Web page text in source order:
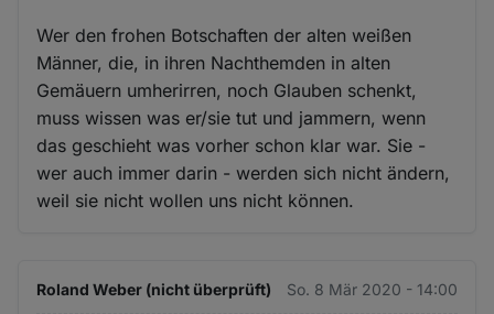
Wer den frohen Botschaften der alten weißen
Männer, die, in ihren Nachthemden in alten
Gemäuern umherirren, noch Glauben schenkt,
muss wissen was er/sie tut und jammern, wenn
das geschieht was vorher schon klar war. Sie -
wer auch immer darin - werden sich nicht ändern,
weil sie nicht wollen uns nicht können.
Roland Weber (nicht überprüft) So. 8 Mär 2020 - 14:00